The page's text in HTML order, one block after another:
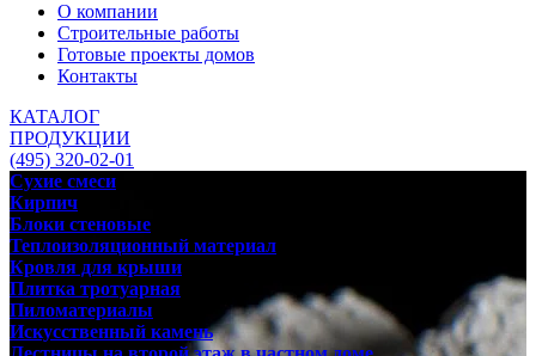
О компании
Строительные работы
Готовые проекты домов
Контакты
КАТАЛОГ
ПРОДУКЦИИ
(495) 320-02-01
Сухие смеси
Кирпич
Блоки стеновые
Теплоизоляционный материал
Кровля для крыши
Плитка тротуарная
Пиломатериалы
Искусственный камень